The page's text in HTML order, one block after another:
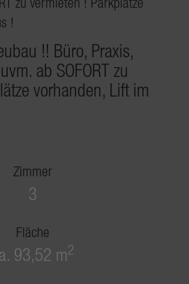
!! Büro, Praxis,
ab SOFORT zu
vorhanden, Lift im
Zimmer
3
Fläche
93,52 m2